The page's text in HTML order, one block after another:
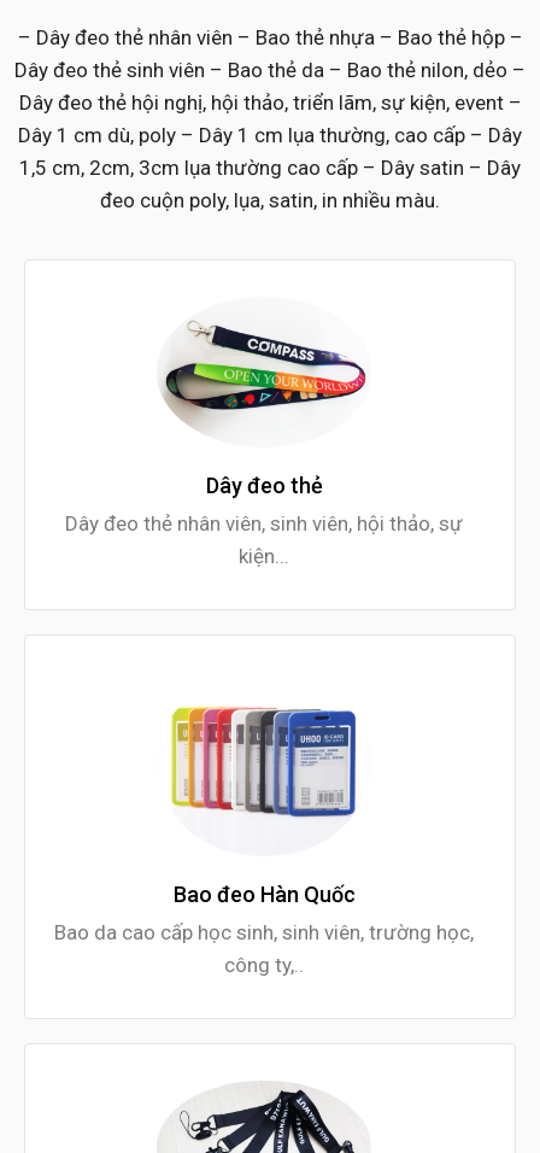
– Dây đeo thẻ nhân viên – Bao thẻ nhựa – Bao thẻ hộp –
Dây đeo thẻ sinh viên – Bao thẻ da – Bao thẻ nilon, dẻo –
Dây đeo thẻ hội nghị, hội thảo, triển lãm, sự kiện, event –
Dây 1 cm dù, poly – Dây 1 cm lụa thường, cao cấp – Dây
1,5 cm, 2cm, 3cm lụa thường cao cấp – Dây satin – Dây
đeo cuộn poly, lụa, satin, in nhiều màu.
Dây đeo thẻ
Dây đeo thẻ nhân viên, sinh viên, hội thảo, sự
kiện...
Bao đeo Hàn Quốc
Bao da cao cấp học sinh, sinh viên, trường học,
công ty,..